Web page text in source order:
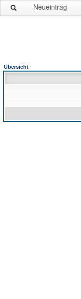
Neueintrag
Übersicht